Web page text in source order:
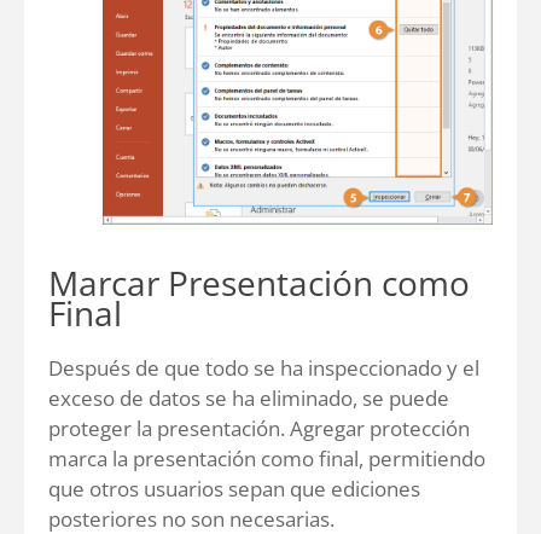
Marcar Presentación como
Final
Después de que todo se ha inspeccionado y el
exceso de datos se ha eliminado, se puede
proteger la presentación. Agregar protección
marca la presentación como final, permitiendo
que otros usuarios sepan que ediciones
posteriores no son necesarias.